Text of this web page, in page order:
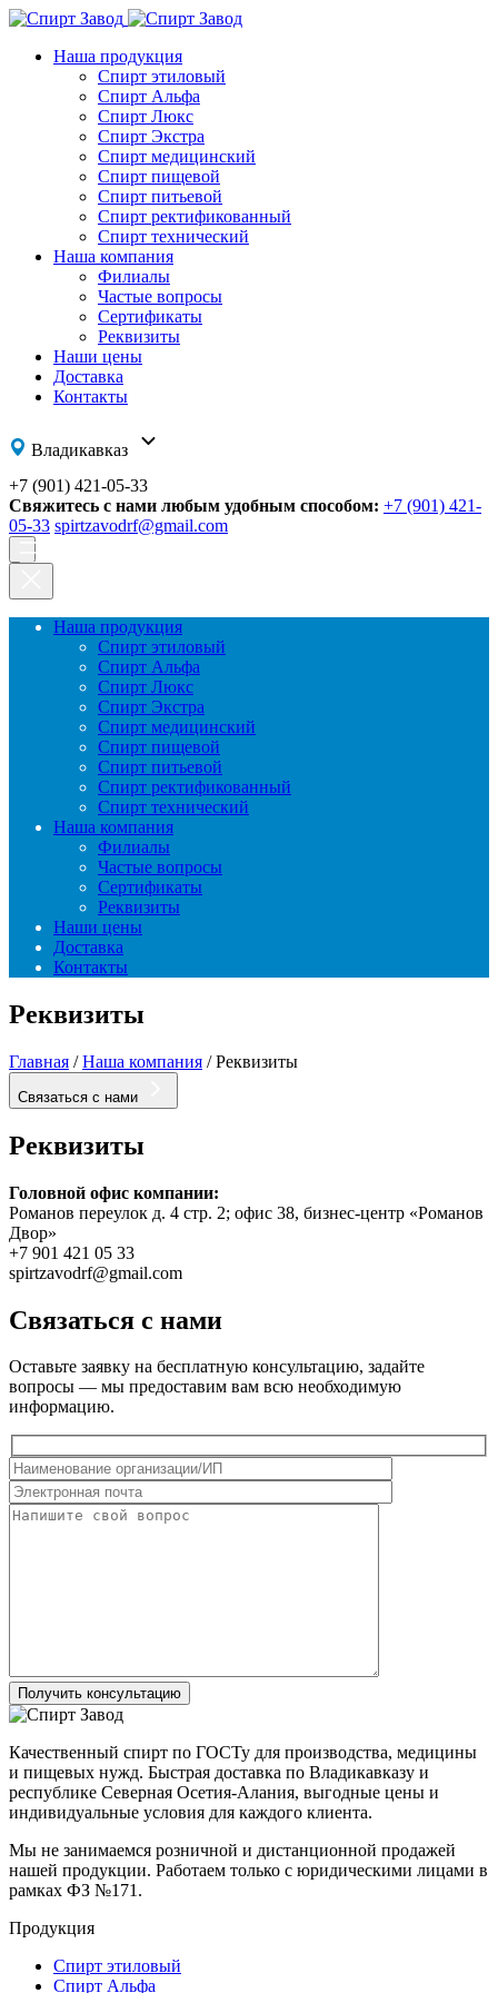
Наша продукция
Спирт этиловый
Спирт Альфа
Спирт Люкс
Спирт Экстра
Спирт медицинский
Спирт пищевой
Спирт питьевой
Спирт ректификованный
Спирт технический
Наша компания
Филиалы
Частые вопросы
Сертификаты
Реквизиты
Наши цены
Доставка
Контакты
Владикавказ
+7 (901) 421-05-33
Свяжитесь с нами любым удобным способом: +7 (901) 421-
05-33 spirtzavodrf@gmail.com
Наша продукция
Спирт этиловый
Спирт Альфа
Спирт Люкс
Спирт Экстра
Спирт медицинский
Спирт пищевой
Спирт питьевой
Спирт ректификованный
Спирт технический
Наша компания
Филиалы
Частые вопросы
Сертификаты
Реквизиты
Наши цены
Доставка
Контакты
Реквизиты
Главная /Наша компания /Реквизиты
Связаться с нами
Реквизиты
Головной офис компании:
Романов переулок д. 4 стр. 2; офис 38, бизнес-центр «Романов
Двор»
+7 901 421 05 33
spirtzavodrf@gmail.com
Связаться с нами
Оставьте заявку на бесплатную консультацию, задайте
вопросы — мы предоставим вам всю необходимую
информацию.
Получить консультацию
Качественный спирт по ГОСТу для производства, медицины
и пищевых нужд. Быстрая доставка по Владикавказу и
республике Северная Осетия-Алания, выгодные цены и
индивидуальные условия для каждого клиента.
Мы не занимаемся розничной и дистанционной продажей
нашей продукции. Работаем только с юридическими лицами в
рамках ФЗ №171.
Продукция
Спирт этиловый
Спирт Альфа